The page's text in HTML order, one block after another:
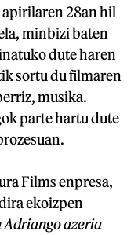
28an hil
minbizi baten
dute haren
sortu du filmaren
musika.
parte hartu dute
Films enpresa,
ekoizpen
Adriango azeria